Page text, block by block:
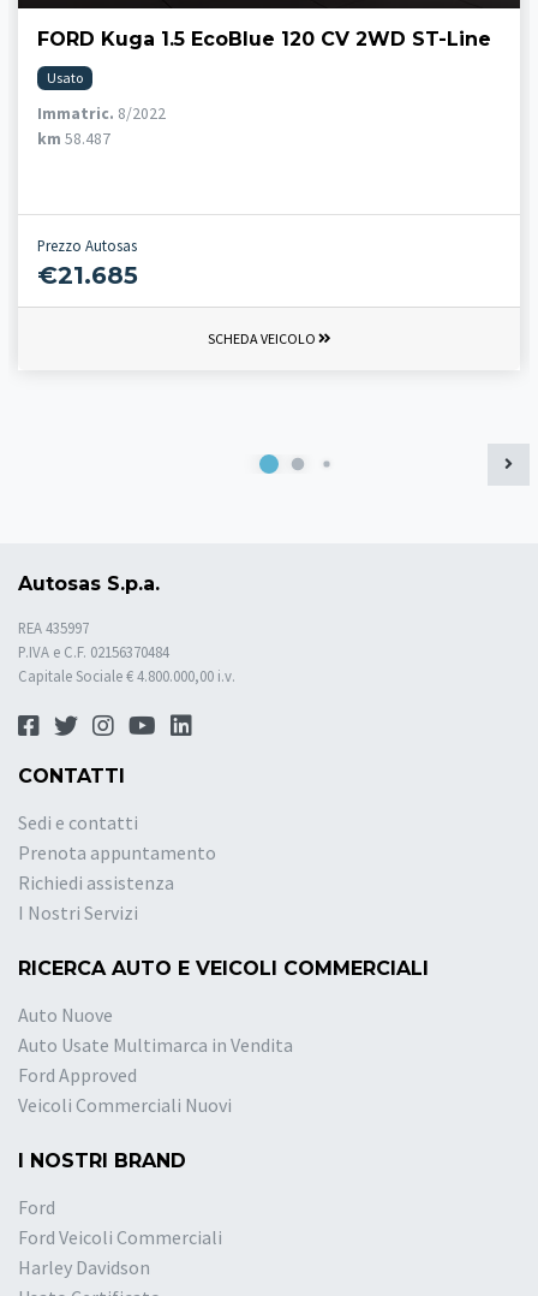
FORD Kuga 1.5 EcoBlue 120 CV 2WD ST-Line
Usato
Immatric. 8/2022
km 58.487
Prezzo Autosas
€21.685
SCHEDA VEICOLO
Autosas S.p.a.
REA 435997
P.IVA e C.F. 02156370484
Capitale Sociale € 4.800.000,00 i.v.
CONTATTI
Sedi e contatti
Prenota appuntamento
Richiedi assistenza
I Nostri Servizi
RICERCA AUTO E VEICOLI COMMERCIALI
Auto Nuove
Auto Usate Multimarca in Vendita
Ford Approved
Veicoli Commerciali Nuovi
I NOSTRI BRAND
Ford
Ford Veicoli Commerciali
Harley Davidson